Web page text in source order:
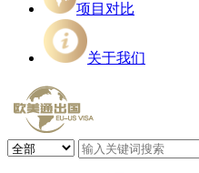
项目对比
关于我们